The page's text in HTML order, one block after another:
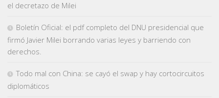
el decretazo de Milei
Boletín Oficial: el pdf completo del DNU presidencial que
firmó Javier Milei borrando varias leyes y barriendo con
derechos.
Todo mal con China: se cayó el swap y hay cortocircuitos
diplomáticos